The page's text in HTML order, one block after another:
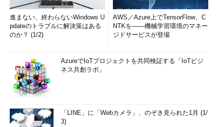
進まない、終わらないWindows U
pdateのトラブルに解決策はある
のか？ (1/2)
AWS／Azure上でTensorFlow、C
NTKを――機械学習環境のマネー
ジドサービスが登場
AzureでIoTプロジェクトを共同検証する「IoTビジ
ネス共創ラボ」
「LINE」に「Webカメラ」、のぞき見られた1月 (1/
3)